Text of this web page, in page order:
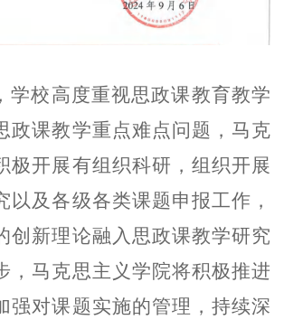
学校高度重视思政课教育教学
政课教学重点难点问题，马克
极开展有组织科研，组织开展
以及各级各类课题申报工作，
创新理论融入思政课教学研究
，马克思主义学院将积极推进
强对课题实施的管理，持续深